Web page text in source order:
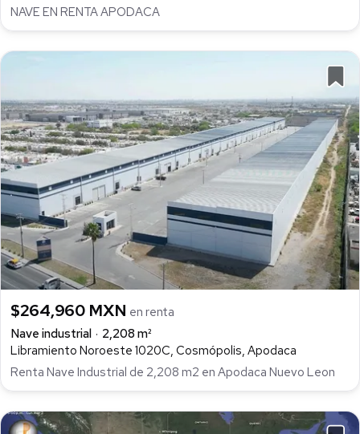
NAVE EN RENTA APODACA
$264,960 MXN en renta
Nave industrial
2,208 m²
Libramiento Noroeste 1020C, Cosmópolis, Apodaca
Renta Nave Industrial de 2,208 m2 en Apodaca Nuevo Leon